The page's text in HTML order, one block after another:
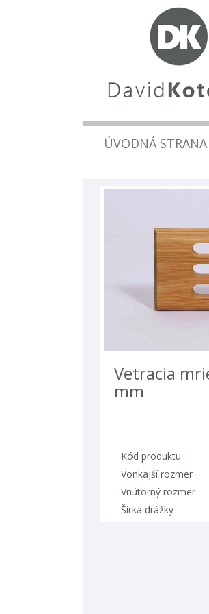
ÚVODNÁ STRANA
vetracia mriežka 250*60
mm
kód produktu
vonkajší rozmer
vnútorný rozmer
šírka drážky